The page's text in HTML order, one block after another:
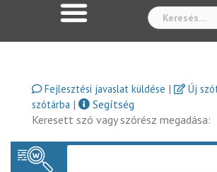
Fejlesztési javaslat küldése |
Új
szótárba |
Segítség
Keresett szó vagy szórész megadása: